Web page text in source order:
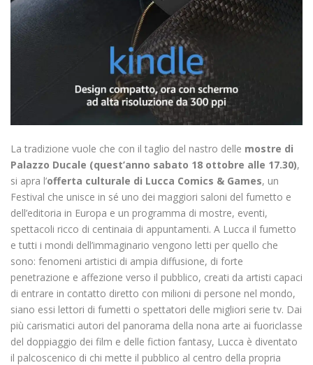
La tradizione vuole che con il taglio del nastro delle mostre di
Palazzo Ducale (quest’anno sabato 18 ottobre alle 17.30),
si apra l’offerta culturale di Lucca Comics & Games, un
Festival che unisce in sé uno dei maggiori saloni del fumetto e
dell’editoria in Europa e un programma di mostre, eventi,
spettacoli ricco di centinaia di appuntamenti. A Lucca il fumetto
e tutti i mondi dell’immaginario vengono letti per quello che
sono: fenomeni artistici di ampia diffusione, di forte
penetrazione e affezione verso il pubblico, creati da artisti capaci
di entrare in contatto diretto con milioni di persone nel mondo,
siano essi lettori di fumetti o spettatori delle migliori serie tv. Dai
più carismatici autori del panorama della nona arte ai fuoriclasse
del doppiaggio dei film e delle fiction fantasy, Lucca è diventato
il palcoscenico di chi mette il pubblico al centro della propria